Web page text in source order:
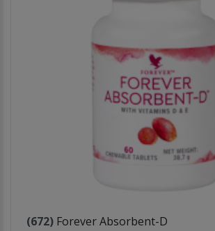
(672) Forever Absorbent-D